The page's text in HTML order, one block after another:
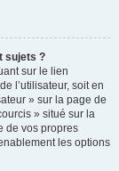
sujets ?
sur le lien
l’utilisateur, soit en
» sur la page de
» situé sur la
de vos propres
les options